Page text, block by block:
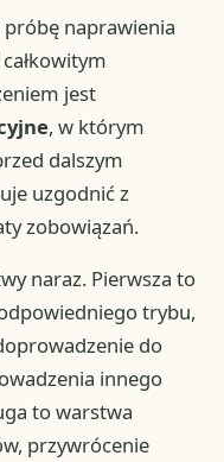
naprawienia
jest
, w którym
dalszym
uzgodnić z
zobowiązań.
naraz. Pierwsza to
trybu,
do
innego
to warstwa
przywrócenie